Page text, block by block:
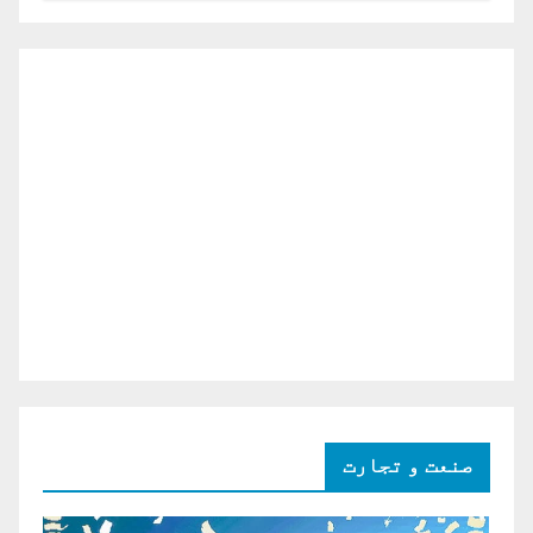
صنعت و تجارت